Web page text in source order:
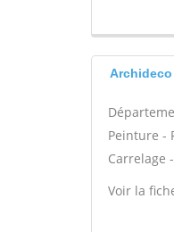
Archideco
Peinture -
Carrelage
Voir la